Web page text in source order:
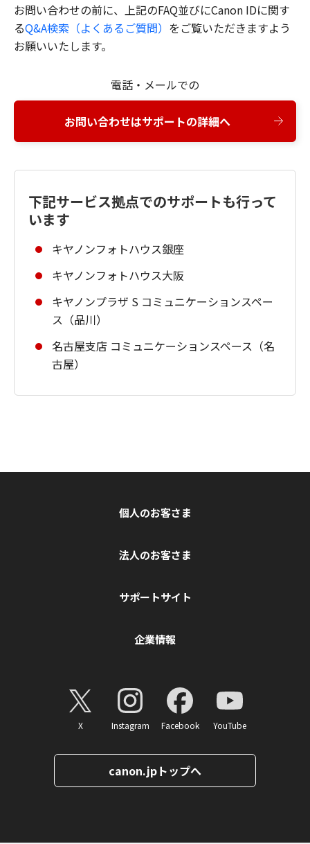
お問い合わせの前に、上記のFAQ並びにCanon IDに関す
るQ&A検索（よくあるご質問） をご覧いただきますよう
お願いいたします。
電話・メールでの
お問い合わせはサポートの詳細へ
下記サービス拠点でのサポートも行って
います
キヤノンフォトハウス銀座
キヤノンフォトハウス大阪
キヤノンプラザ S コミュニケーションスペー
ス（品川）
名古屋支店 コミュニケーションスペース（名
古屋）
個人のお客さま
法人のお客さま
サポートサイト
企業情報
X Instagram Facebook YouTube
canon.jpトップへ